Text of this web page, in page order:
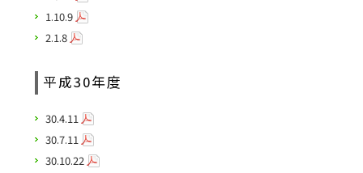
1.10.9
2.1.8
平成30年度
30.4.11
30.7.11
30.10.22